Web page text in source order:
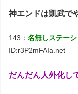
神エンドは凱武で
143：名無しステーシ
ID:r3P2mFAIa.net
だんだん人外化し